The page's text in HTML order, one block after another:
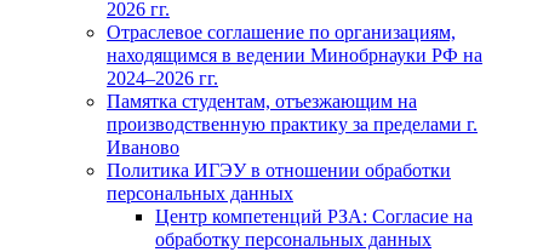
2026 гг.
Отраслевое соглашение по организациям,
находящимся в ведении Минобрнауки РФ на
2024–2026 гг.
Памятка студентам, отъезжающим на
производственную практику за пределами г.
Иваново
Политика ИГЭУ в отношении обработки
персональных данных
Центр компетенций РЗА: Согласие на
обработку персональных данных